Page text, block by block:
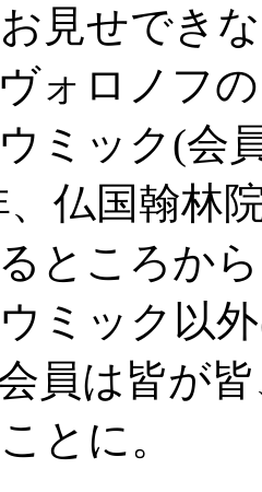
見せでき
ォロノフ
ミック(会
、仏国翰林
ところか
ミック以
員は皆が
とに。